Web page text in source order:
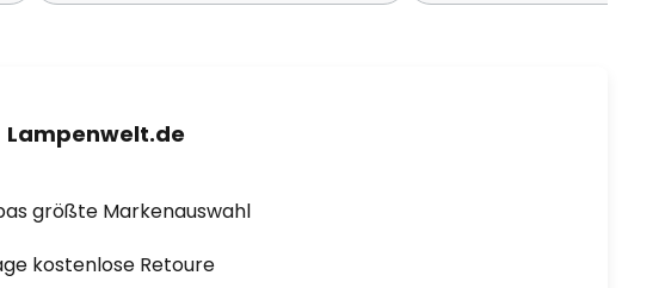
Lampenwelt.de
größte Markenauswahl
kostenlose Retoure